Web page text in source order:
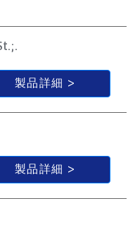
製品詳細
製品詳細